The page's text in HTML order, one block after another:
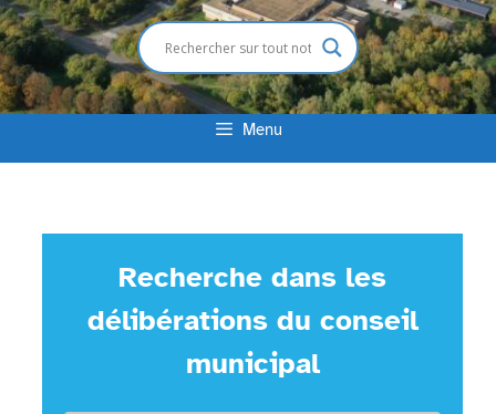
Menu
Recherche dans les
délibérations du conseil
municipal